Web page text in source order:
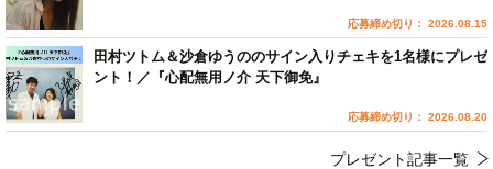
応募締め切り： 2026.08.15
田村ツトム＆沙倉ゆうののサイン入りチェキを1名様にプレゼ
ント！／『心配無用ノ介 天下御免』
応募締め切り： 2026.08.20
プレゼント記事一覧